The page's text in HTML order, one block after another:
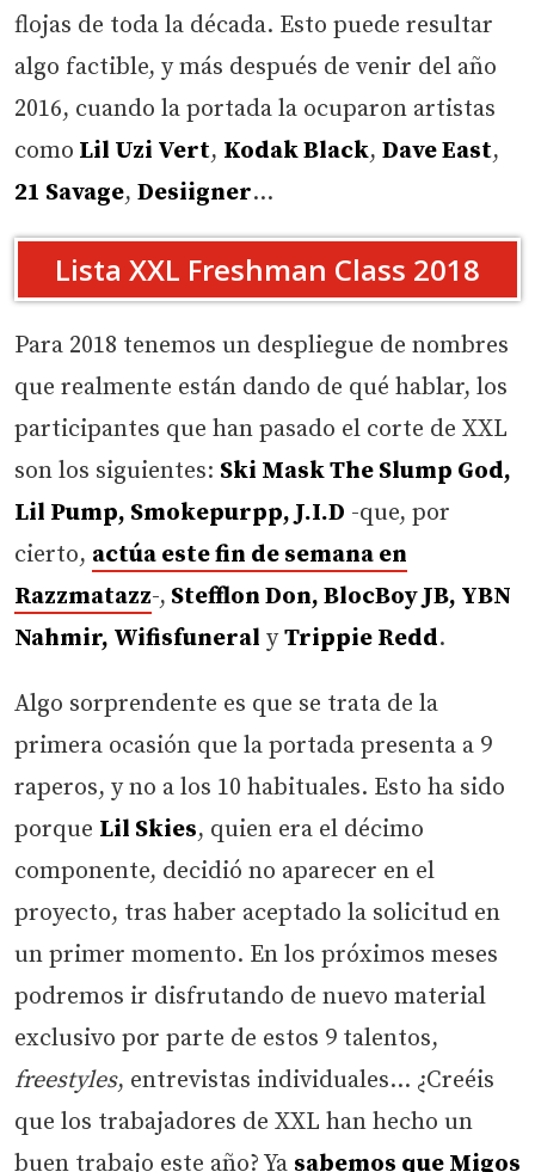
flojas de toda la década. Esto puede resultar
algo factible, y más después de venir del año
2016, cuando la portada la ocuparon artistas
como Lil Uzi Vert, Kodak Black, Dave East,
21 Savage, Desiigner…
Lista XXL Freshman Class 2018
Para 2018 tenemos un despliegue de nombres
que realmente están dando de qué hablar, los
participantes que han pasado el corte de XXL
son los siguientes: Ski Mask The Slump God,
Lil Pump, Smokepurpp, J.I.D -que, por
cierto, actúa este fin de semana en
Razzmatazz-, Stefflon Don, BlocBoy JB, YBN
Nahmir, Wifisfuneral yTrippie Redd.
Algo sorprendente es que se trata de la
primera ocasión que la portada presenta a 9
raperos, y no a los 10 habituales. Esto ha sido
porque Lil Skies, quien era el décimo
componente, decidió no aparecer en el
proyecto, tras haber aceptado la solicitud en
un primer momento. En los próximos meses
podremos ir disfrutando de nuevo material
exclusivo por parte de estos 9 talentos,
freestyles, entrevistas individuales… ¿Creéis
que los trabajadores de XXL han hecho un
buen trabajo este año? Ya sabemos que Migos